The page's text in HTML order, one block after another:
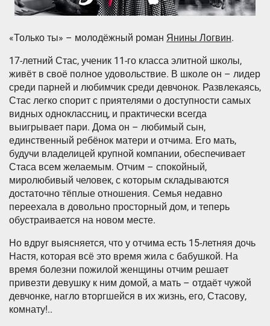
«Только ты» – молодёжный роман Янины Логвин.
17-летний Стас, ученик 11-го класса элитной школы,
живёт в своё полное удовольствие. В школе он – лидер
среди парней и любимчик среди девчонок. Развлекаясь,
Стас легко спорит с приятелями о доступности самых
видных одноклассниц, и практически всегда
выигрывает пари. Дома он – любимый сын,
единственный ребёнок матери и отчима. Его мать,
будучи владелицей крупной компании, обеспечивает
Стаса всем желаемым. Отчим – спокойный,
миролюбивый человек, с которым складываются
достаточно тёплые отношения. Семья недавно
переехала в довольно просторный дом, и теперь
обустраивается на новом месте.
Но вдруг выясняется, что у отчима есть 15-летняя дочь
Настя, которая всё это время жила с бабушкой. На
время болезни пожилой женщины отчим решает
привезти девушку к ним домой, а мать – отдаёт чужой
девчонке, нагло вторгшейся в их жизнь, его, Стасову,
комнату!..